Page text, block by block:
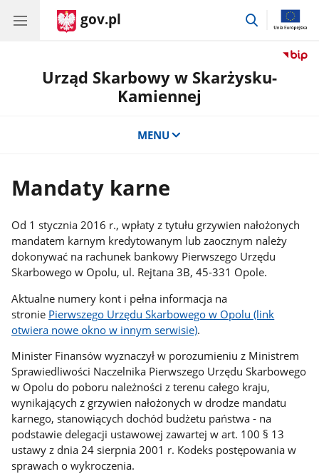
gov.pl
przejdź
Urząd Skarbowy w Skarżysku-
Kamiennej
MENU
Mandaty karne
Od 1 stycznia 2016 r., wpłaty z tytułu grzywien nałożonych
mandatem karnym kredytowanym lub zaocznym należy
dokonywać na rachunek bankowy Pierwszego Urzędu
Skarbowego w Opolu, ul. Rejtana 3B, 45-331 Opole.
Aktualne numery kont i pełna informacja na
stronie Pierwszego Urzędu Skarbowego w Opolu (link
otwiera nowe okno w innym serwisie).
Minister Finansów wyznaczył w porozumieniu z Ministrem
Sprawiedliwości Naczelnika Pierwszego Urzędu Skarbowego
w Opolu do poboru należności z terenu całego kraju,
wynikających z grzywien nałożonych w drodze mandatu
karnego, stanowiących dochód budżetu państwa - na
podstawie delegacji ustawowej zawartej w art. 100 § 13
ustawy z dnia 24 sierpnia 2001 r. Kodeks postępowania w
sprawach o wykroczenia.